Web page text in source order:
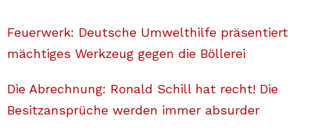
Feuerwerk: Deutsche Umwelthilfe präsentiert
mächtiges Werkzeug gegen die Böllerei
Die Abrechnung: Ronald Schill hat recht! Die
Besitzansprüche werden immer absurder